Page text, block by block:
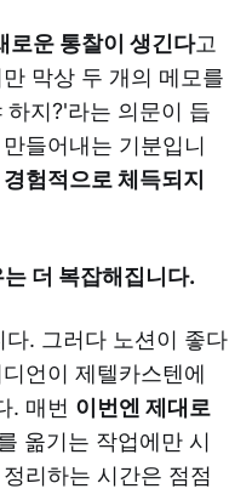
로운 통찰이 생긴다고
막상 두 개의 메모를
지?'라는 의문이 듭
들어내는 기분입니
경험적으로 체득되지
더 복잡해집니다.
. 그러다 노션이 좋다
언이 제텔카스텐에
. 매번 이번엔 제대로
옮기는 작업에만 시
리하는 시간은 점점